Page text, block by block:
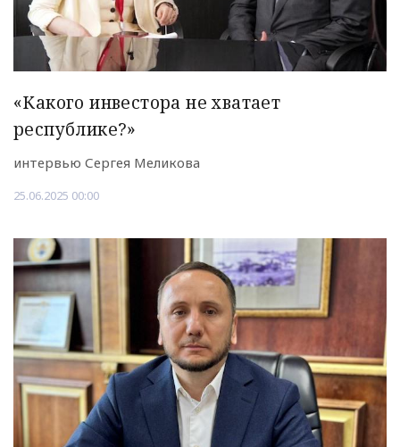
«Какого инвестора не хватает
республике?»
интервью Сергея Меликова
25.06.2025 00:00